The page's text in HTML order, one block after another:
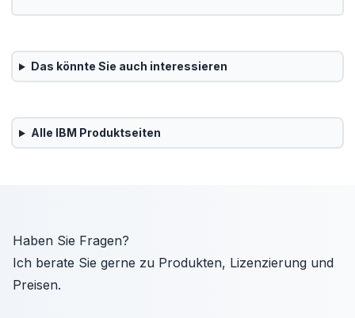
Das könnte Sie auch interessieren
Alle IBM Produktseiten
Haben Sie Fragen?
Ich berate Sie gerne zu Produkten, Lizenzierung und
Preisen.